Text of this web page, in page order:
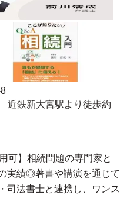
鉄新大宮駅より徒歩約
可】相続問題の専門家と
実績◎著書や講演を通じて
司法書士と連携し、ワンス